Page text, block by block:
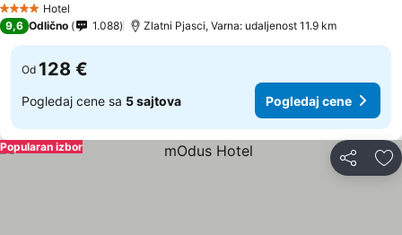
4 ZvezdiceHotel
9,6 Odlično 1.088 Zlatni Pjasci, Varna: udaljenost 11.9 km
Od 128 €
Pogledaj cene sa 5 sajtova Pogledaj cene
Deli
Popularan izbor